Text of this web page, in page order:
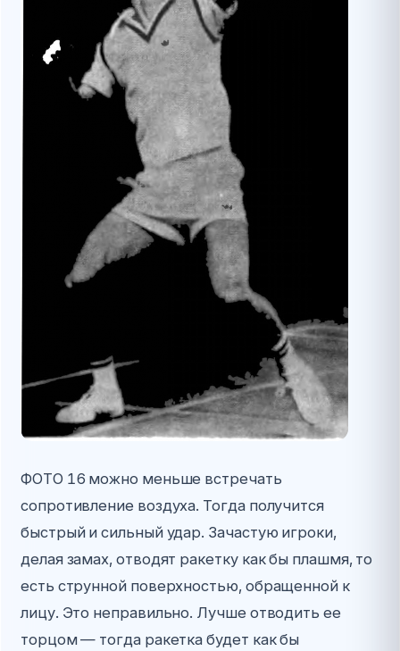
ФОТО 16 можно меньше встречать
сопротивление воздуха. Тогда получится
быстрый и сильный удар. Зачастую игроки,
делая замах, отводят ракетку как бы плашмя, то
есть струнной поверхностью, обращенной к
лицу. Это неправильно. Лучше отводить ее
торцом — тогда ракетка будет как бы